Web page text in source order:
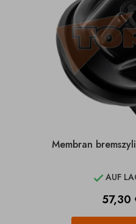
Membran
AUF
Preis
57,30